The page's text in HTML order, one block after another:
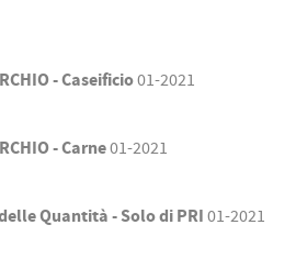
- Caseificio01-2021
- Carne01-2021
Quantità - Solo di PRI 01-2021